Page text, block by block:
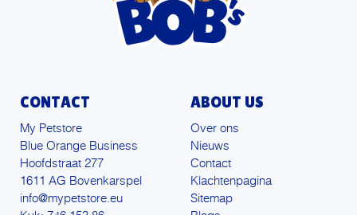
CONTACT
My Petstore
Blue Orange Business
Hoofdstraat 277
1611 AG Bovenkarspel
info@mypetstore.eu
ABOUT US
Over ons
Nieuws
Contact
Klachtenpagina
Sitemap